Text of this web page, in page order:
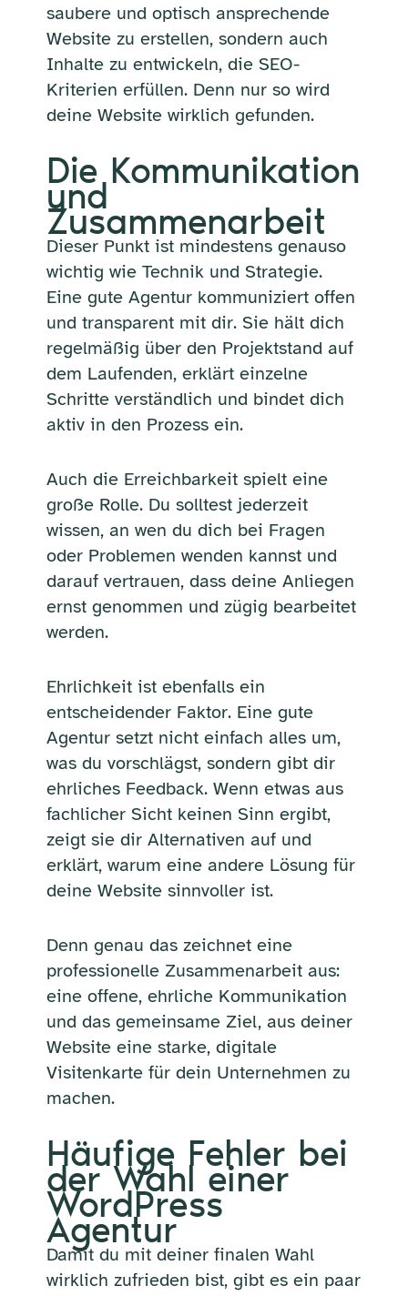
saubere und optisch ansprechende
Website zu erstellen, sondern auch
Inhalte zu entwickeln, die SEO-
Kriterien erfüllen. Denn nur so wird
deine Website wirklich gefunden.
Die Kommunikation
und
Zusammenarbeit
Dieser Punkt ist mindestens genauso
wichtig wie Technik und Strategie.
Eine gute Agentur kommuniziert offen
und transparent mit dir. Sie hält dich
regelmäßig über den Projektstand auf
dem Laufenden, erklärt einzelne
Schritte verständlich und bindet dich
aktiv in den Prozess ein.
Auch die Erreichbarkeit spielt eine
große Rolle. Du solltest jederzeit
wissen, an wen du dich bei Fragen
oder Problemen wenden kannst und
darauf vertrauen, dass deine Anliegen
ernst genommen und zügig bearbeitet
werden.
Ehrlichkeit ist ebenfalls ein
entscheidender Faktor. Eine gute
Agentur setzt nicht einfach alles um,
was du vorschlägst, sondern gibt dir
ehrliches Feedback. Wenn etwas aus
fachlicher Sicht keinen Sinn ergibt,
zeigt sie dir Alternativen auf und
erklärt, warum eine andere Lösung für
deine Website sinnvoller ist.
Denn genau das zeichnet eine
professionelle Zusammenarbeit aus:
eine offene, ehrliche Kommunikation
und das gemeinsame Ziel, aus deiner
Website eine starke, digitale
Visitenkarte für dein Unternehmen zu
machen.
Häufige Fehler bei
der Wahl einer
WordPress
Agentur
Damit du mit deiner finalen Wahl
wirklich zufrieden bist, gibt es ein paar